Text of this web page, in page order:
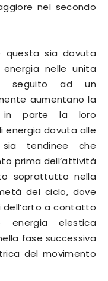
nel secondo
questa sia dovuta
energia nelle unita
seguito ad un
aumentano la
in parte la loro
energia dovuta alle
tendinee che
prima dell’attività
soprattutto nella
del ciclo, dove
dell’arto a contatto
energia elestica
fase successiva
del movimento